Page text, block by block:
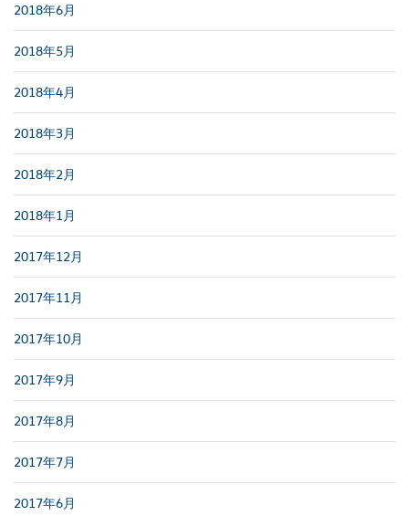
2018年6月
2018年5月
2018年4月
2018年3月
2018年2月
2018年1月
2017年12月
2017年11月
2017年10月
2017年9月
2017年8月
2017年7月
2017年6月